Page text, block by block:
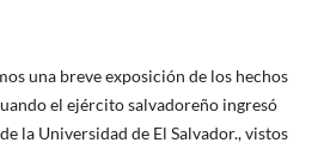
una breve exposición de los hechos
el ejército salvadoreño ingresó
la Universidad de El Salvador., vistos